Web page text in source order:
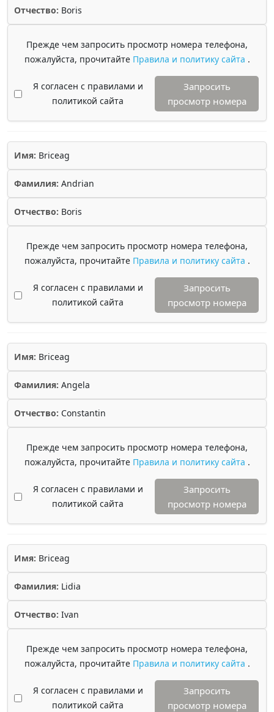
Отчество: Boris
Прежде чем запросить просмотр номера телефона,
пожалуйста, прочитайте Правила и политику сайта .
Я согласен с правилами и
политикой сайта
Запросить
просмотр номера
Имя: Briceag
Фамилия: Andrian
Отчество: Boris
Прежде чем запросить просмотр номера телефона,
пожалуйста, прочитайте Правила и политику сайта .
Я согласен с правилами и
политикой сайта
Запросить
просмотр номера
Имя: Briceag
Фамилия: Angela
Отчество: Constantin
Прежде чем запросить просмотр номера телефона,
пожалуйста, прочитайте Правила и политику сайта .
Я согласен с правилами и
политикой сайта
Запросить
просмотр номера
Имя: Briceag
Фамилия: Lidia
Отчество: Ivan
Прежде чем запросить просмотр номера телефона,
пожалуйста, прочитайте Правила и политику сайта .
Я согласен с правилами и
политикой сайта
Запросить
просмотр номера